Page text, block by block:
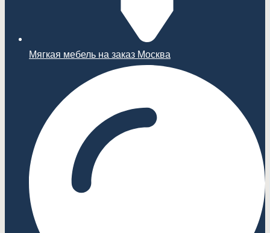
Мягкая мебель на заказ Москва